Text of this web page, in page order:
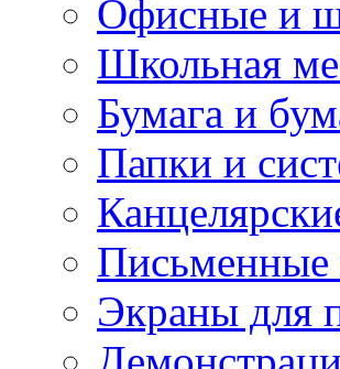
Офисные и
Школьная
Бумага и
Папки и
Письменные
Экраны для